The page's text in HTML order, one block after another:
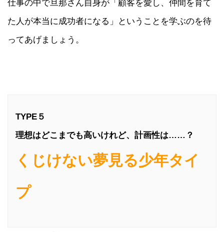
仕事の中で旦那さん自身が「顧客を愛し、仲間を育て
た人が本当に成功者になる」ということを学ぶのを待
ってあげましょう。
TYPE５
理想はどこまでも高いけれど、計画性は……？
くじけない夢見る少年タイ
プ